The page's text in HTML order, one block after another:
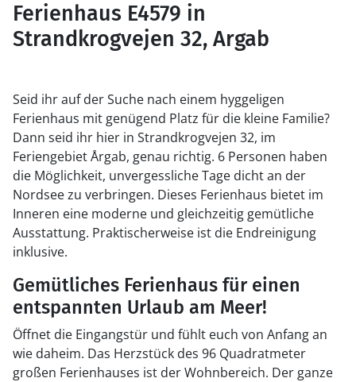
Ferienhaus E4579 in
Strandkrogvejen 32, Argab
Seid ihr auf der Suche nach einem hyggeligen
Ferienhaus mit genügend Platz für die kleine Familie?
Dann seid ihr hier in Strandkrogvejen 32, im
Feriengebiet Årgab, genau richtig. 6 Personen haben
die Möglichkeit, unvergessliche Tage dicht an der
Nordsee zu verbringen. Dieses Ferienhaus bietet im
Inneren eine moderne und gleichzeitig gemütliche
Ausstattung. Praktischerweise ist die Endreinigung
inklusive.
Gemütliches Ferienhaus für einen
entspannten Urlaub am Meer!
Öffnet die Eingangstür und fühlt euch von Anfang an
wie daheim. Das Herzstück des 96 Quadratmeter
großen Ferienhauses ist der Wohnbereich. Der ganze